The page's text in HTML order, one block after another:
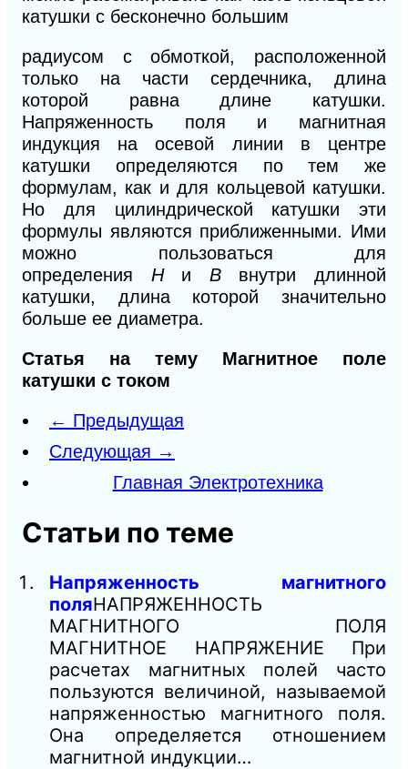
катушки с бесконечно большим
радиусом с обмоткой, расположенной
только на части сердечника, длина
которой равна длине катушки.
Напряженность поля и магнитная
индукция на осевой линии в центре
катушки определяются по тем же
формулам, как и для кольцевой катушки.
Но для цилиндрической катушки эти
формулы являются приближенными. Ими
можно пользоваться для
определения Н и В внутри длинной
катушки, длина которой значительно
больше ее диаметра.
Статья на тему Магнитное поле
катушки с током
← Предыдущая
Следующая →
Главная Электротехника
Статьи по теме
Напряженность магнитного
поляНАПРЯЖЕННОСТЬ
МАГНИТНОГО ПОЛЯ
МАГНИТНОЕ НАПРЯЖЕНИЕ При
расчетах магнитных полей часто
пользуются величиной, называемой
напряженностью магнитного поля.
Она определяется отношением
магнитной индукции…